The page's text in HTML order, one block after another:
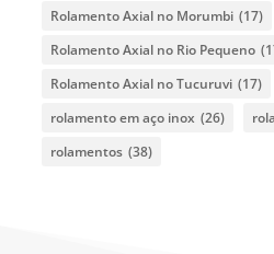
Rolamento Axial no Morumbi (17)
Rolamento Axial no Rio Pequeno
Rolamento Axial no Tucuruvi (17)
rolamento em aço inox (26)
rolamentos (38)